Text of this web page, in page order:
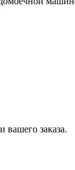
заказа.